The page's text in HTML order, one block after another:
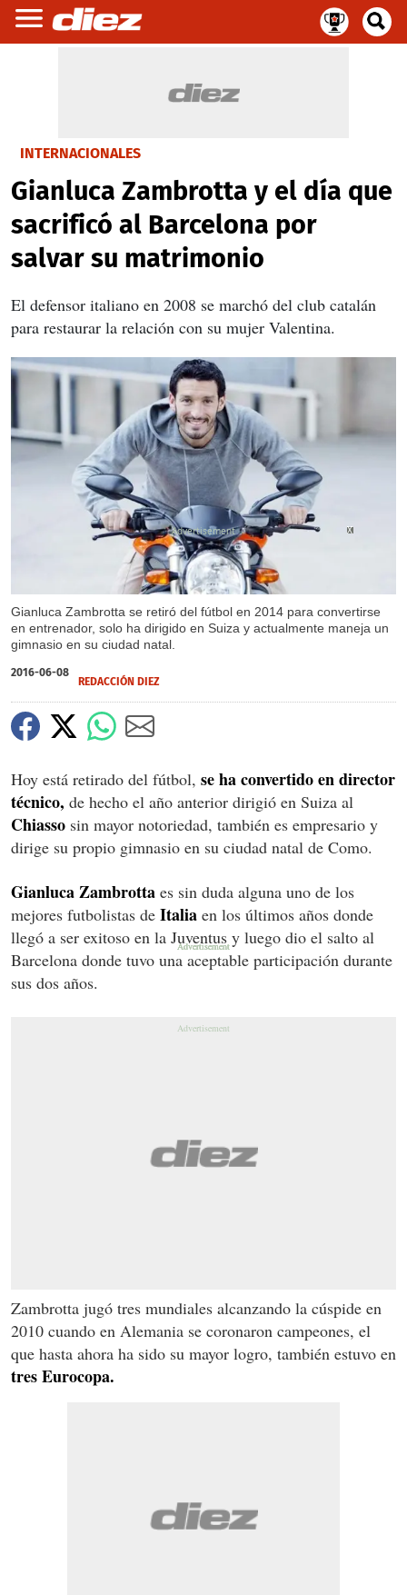
INTERNACIONALES
Gianluca Zambrotta y el día que
sacrificó al Barcelona por
salvar su matrimonio
El defensor italiano en 2008 se marchó del club catalán
para restaurar la relación con su mujer Valentina.
Gianluca Zambrotta se retiró del fútbol en 2014 para convertirse
en entrenador, solo ha dirigido en Suiza y actualmente maneja un
gimnasio en su ciudad natal.
X
X
X
X
X
2016-06-08
REDACCIÓN DIEZ
Hoy está retirado del fútbol, se ha convertido en director
técnico, de hecho el año anterior dirigió en Suiza al
Chiasso sin mayor notoriedad, también es empresario y
dirige su propio gimnasio en su ciudad natal de Como.
Gianluca Zambrotta es sin duda alguna uno de los
mejores futbolistas de Italia en los últimos años donde
llegó a ser exitoso en la Juventus y luego dio el salto al
Barcelona donde tuvo una aceptable participación durante
sus dos años.
Zambrotta jugó tres mundiales alcanzando la cúspide en
2010 cuando en Alemania se coronaron campeones, el
que hasta ahora ha sido su mayor logro, también estuvo en
tres Eurocopa.